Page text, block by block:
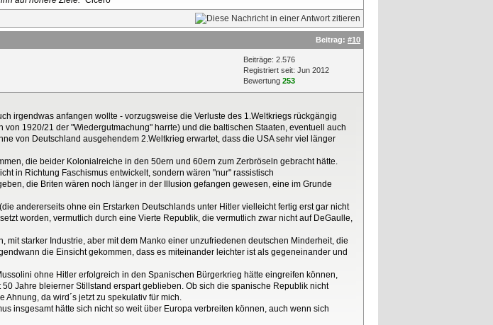
Beitrag: #10
Beiträge: 2.576
Registriert seit: Jun 2012
Bewertung 253
irgendwas anfangen wollte - vorzugsweise die Verluste des 1.Weltkriegs rückgängig
1920/21 der "Wiedergutmachung" harrte) und die baltischen Staaten, eventuell auch
von Deutschland ausgehendem 2.Weltkrieg erwartet, dass die USA sehr viel länger
die beider Kolonialreiche in den 50ern und 60ern zum Zerbröseln gebracht hätte.
in Richtung Faschismus entwickelt, sondern wären "nur" rassistisch
die Briten wären noch länger in der Illusion gefangen gewesen, eine im Grunde
andererseits ohne ein Erstarken Deutschlands unter Hitler vielleicht fertig erst gar nicht
worden, vermutlich durch eine Vierte Republik, die vermutlich zwar nicht auf DeGaulle,
starker Industrie, aber mit dem Manko einer unzufriedenen deutschen Minderheit, die
die Einsicht gekommen, dass es miteinander leichter ist als gegeneinander und
ohne Hitler erfolgreich in den Spanischen Bürgerkrieg hätte eingreifen können,
Jahre bleierner Stillstand erspart geblieben. Ob sich die spanische Republik nicht
da wird´s jetzt zu spekulativ für mich.
insgesamt hätte sich nicht so weit über Europa verbreiten können, auch wenn sich